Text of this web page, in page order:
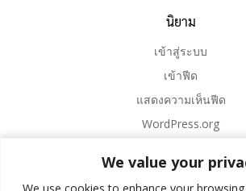
We value your
We use cookies to enhance your
We value your
We use cookies to enhance your
นิยาม
เข้าสู่ระบบ
เข้าฟีด
แสดงความเห็นฟีด
WordPress.org